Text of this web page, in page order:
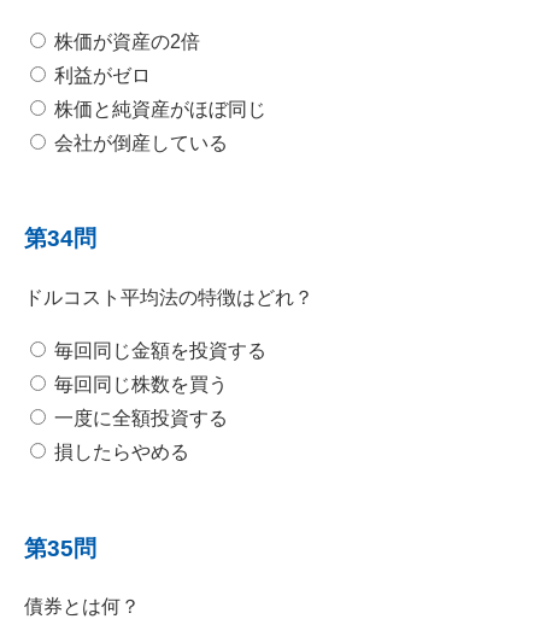
株価が資産の2倍
利益がゼロ
株価と純資産がほぼ同じ
会社が倒産している
第34問
ドルコスト平均法の特徴はどれ？
毎回同じ金額を投資する
毎回同じ株数を買う
一度に全額投資する
損したらやめる
第35問
債券とは何？